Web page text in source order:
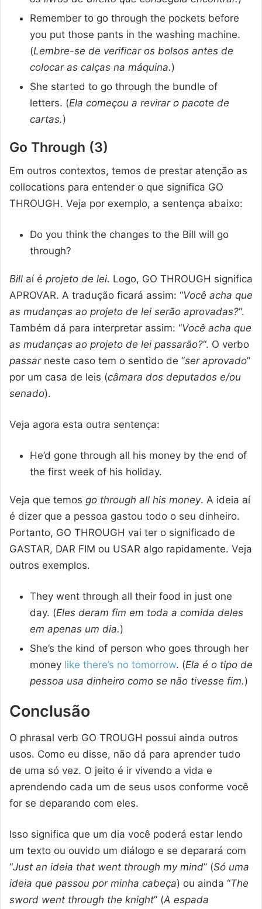
Remember to go through the pockets before
you put those pants in the washing machine.
(Lembre-se de verificar os bolsos antes de
colocar as calças na máquina.)
She started to go through the bundle of
letters. (Ela começou a revirar o pacote de
cartas.)
Go Through (3)
Em outros contextos, temos de prestar atenção as
collocations para entender o que significa GO
THROUGH. Veja por exemplo, a sentença abaixo:
Do you think the changes to the Bill will go
through?
Bill aí é projeto de lei. Logo, GO THROUGH significa
APROVAR. A tradução ficará assim: “Você acha que
as mudanças ao projeto de lei serão aprovadas?“.
Também dá para interpretar assim: “Você acha que
as mudanças ao projeto de lei passarão?“. O verbo
passarneste caso tem o sentido de “ser aprovado”
por um casa de leis (câmara dos deputados e/ou
senado).
Veja agora esta outra sentença:
He’d gone through all his money by the end of
the first week of his holiday.
Veja que temos go through all his money. A ideia aí
é dizer que a pessoa gastou todo o seu dinheiro.
Portanto, GO THROUGH vai ter o significado de
GASTAR, DAR FIM ou USAR algo rapidamente. Veja
outros exemplos.
They went through all their food in just one
day. (Eles deram fim em toda a comida deles
em apenas um dia.)
She’s the kind of person who goes through her
money like there’s no tomorrow. (Ela é o tipo de
pessoa usa dinheiro como se não tivesse fim.)
Conclusão
O phrasal verb GO TROUGH possui ainda outros
usos. Como eu disse, não dá para aprender tudo
de uma só vez. O jeito é ir vivendo a vida e
aprendendo cada um de seus usos conforme você
for se deparando com eles.
Isso significa que um dia você poderá estar lendo
um texto ou ouvido um diálogo e se deparará com
“Just an ideia that went through my mind” (Só uma
ideia que passou por minha cabeça) ou ainda “The
sword went through the knight” (A espada